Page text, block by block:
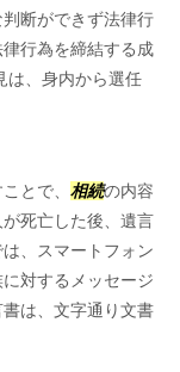
断ができず法律行
行為を締結する成
は、身内から選任
とで、 相続の内容
が死亡した後、遺言
、スマートフォン
対するメッセージ
は、文字通り文書